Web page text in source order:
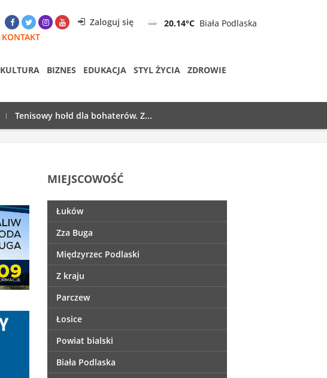
Zaloguj się 20.14°C Biała Podlaska
KONTAKT
KULTURA BIZNES EDUKACJA STYL ŻYCIA
ZDROWIE
Tenisowy hołd dla bohaterów. Z...
MIEJSCOWOŚĆ
Łuków
Zza Buga
Międzyrzec Podlaski
Z kraju
Parczew
Łosice
Powiat bialski
Biała Podlaska